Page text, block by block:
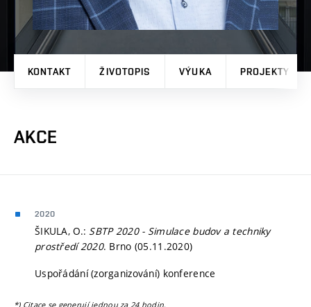
KONTAKT ŽIVOTOPIS VÝUKA PROJEKTY
AKCE
2020
ŠIKULA, O.: SBTP 2020 - Simulace budov a techniky
prostředí 2020. Brno (05.11.2020)
Uspořádání (zorganizování) konference
*) Citace se generují jednou za 24 hodin.